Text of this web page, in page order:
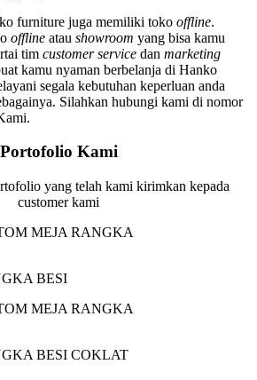
furniture juga memiliki toko offline.
offline atau showroom yang bisa kamu
tim customer service dan marketing
kamu nyaman berbelanja di Hanko
segala kebutuhan keperluan anda
Silahkan hubungi kami di nomor
Portofolio Kami
yang telah kami kirimkan kepada
customer kami
BESI
BESI COKLAT